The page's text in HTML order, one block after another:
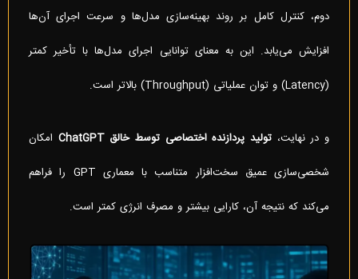
دوم، کنترل کامل بر روند بهینه‌سازی مدل‌ها و سرعت اجرای آن‌ها
افزایش می‌یابد. این به معنای توانایی اجرای مدل‌ها با تأخیر کمتر
(Latency) و توان عملیاتی (Throughput) بالاتر است.
و در نهایت، تولید پردازنده اختصاصی توسط خالق ChatGPT
امکان
شخصی‌سازی عمیق سخت‌افزار متناسب با معماری GPT را فراهم
می‌کند که نتیجه آن، کارایی بیشتر و مصرف انرژی کمتر است.